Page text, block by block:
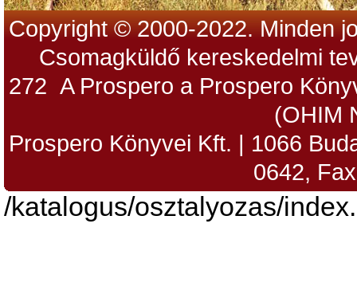
Copyright © 2000-2022. Minden
Csomagküldő kereskedelmi
272 A Prospero a Prospero
(OHIM
Prospero Könyvei Kft. | 1066
0642,
/katalogus/osztalyozas/